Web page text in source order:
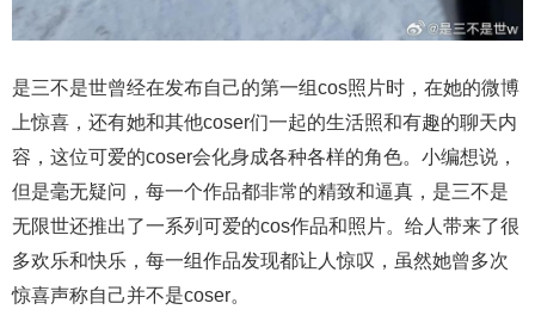
是三不是世曾经在发布自己的第一组cos照片时，在她的微博
上惊喜，还有她和其他coser们一起的生活照和有趣的聊天内
容，这位可爱的coser会化身成各种各样的角色。小编想说，
但是毫无疑问，每一个作品都非常的精致和逼真，是三不是
无限世还推出了一系列可爱的cos作品和照片。给人带来了很
多欢乐和快乐，每一组作品发现都让人惊叹，虽然她曾多次
惊喜声称自己并不是coser。